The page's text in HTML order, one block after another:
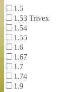
1.5
1.53 Trivex
1.54
1.55
1.6
1.67
1.7
1.74
1.9